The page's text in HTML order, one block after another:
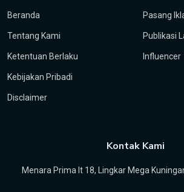
Beranda
Tentang Kami
Ketentuan Berlaku
Kebijakan Pribadi
Disclaimer
Pasang
Publikasi
Influencer
Kontak Kami
Menara Prima lt 18, Lingkar Mega